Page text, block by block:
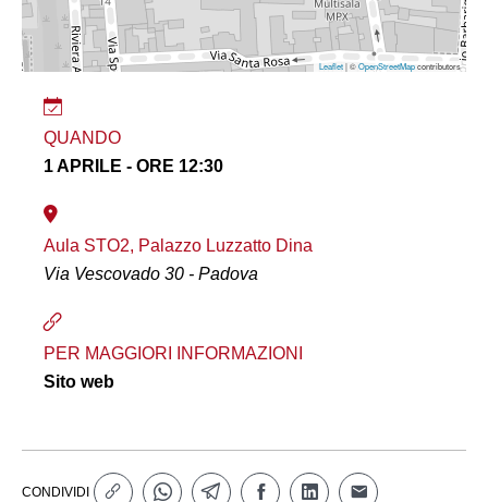
Leaflet| ©OpenStreetMapcontributors
QUANDO
1 APRILE - ORE 12:30
Aula STO2, Palazzo Luzzatto Dina
Via Vescovado 30 - Padova
PER MAGGIORI INFORMAZIONI
Sito web
CONDIVIDI